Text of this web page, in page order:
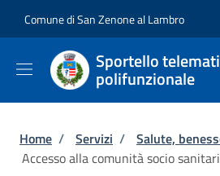
Comune di San Zenone al Lambro
Sportello
polifunzionale
Briciole di pane
Home / Servizi / Salute,
Accesso alla comunità socio